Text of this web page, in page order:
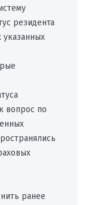
резидента
вопрос по
ранее